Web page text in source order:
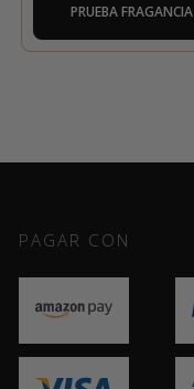
PRUEBA FRAGANCIA
PAGAR CON